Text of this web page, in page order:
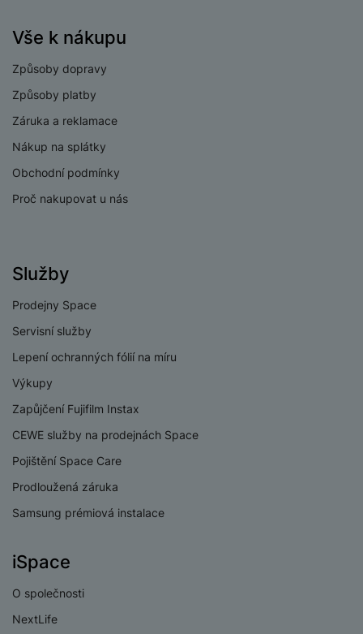
Vše k nákupu
Způsoby dopravy
Způsoby platby
Záruka a reklamace
Nákup na splátky
Obchodní podmínky
Proč nakupovat u nás
Služby
Prodejny Space
Servisní služby
Lepení ochranných fólií na míru
Výkupy
Zapůjčení Fujifilm Instax
CEWE služby na prodejnách Space
Pojištění Space Care
Prodloužená záruka
Samsung prémiová instalace
iSpace
O společnosti
NextLife